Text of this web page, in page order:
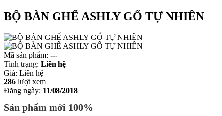
BỘ BÀN GHẾ ASHLY GỔ TỰ NHIÊN
Mã sản phẩm: ---
Tình trạng: Liên hệ
Giá: Liên hệ
286 lượt xem
Đăng ngày: 11/08/2018
Sản phẩm mới 100%